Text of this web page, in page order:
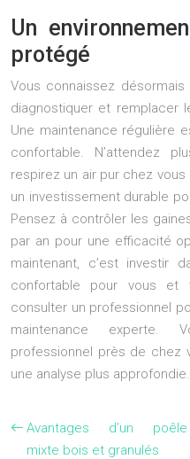
Un
protégé
Vous connaissez
diagnostiquer et remplacer
Une maintenance régulière
confortable. N’attendez
respirez un air pur chez
un investissement durable
Pensez à contrôler les
par an pour une efficacité
maintenant, c’est investir
confortable pour vous et
consulter un professionnel
maintenance experte.
professionnel près de chez
une analyse plus approfondie.
Avantages d’un poêle
mixte bois et granulés